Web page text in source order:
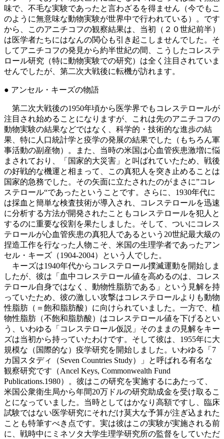
味で、不毛な実験であったと言わざるを得ません（今でもこ
のように無意味な動物実験が世界中で行われている）。です
から、このアニチコフの観察結果は、当初（２０世紀前半）
は医学者たちにはなんの関心も引き起こしませんでした。そ
してアニチコフの発見から約半世紀の間、こうしたコレステ
ロール研究（特に動物実験での研究）は全く注目されていま
せんでしたが、第二次大戦後に転機が訪れます。
● アンセル・キーズの物語
第二次大戦後の1950年頃から医学界でもコレステロールが
注目され始めることになりますが、これは先のアニチコフの
動物実験の結果などではなく、科学的・技術的な進歩の結
果、特に人口統計学と疫学の発展の結果でした（もちろん軍
事活動の副産物）。また、当時の米国は心血管疾患激増に悩
まされており、「国家的大災害」と叫ばれていたため、戦後
の好戦的な機運と相まって、この真犯人を突き止めることは
国家的急務でした。その矢面に立たされたのがまさに”コレ
ステロール“であったということです。さらに、1930年代に
は採血と簡単な検査技術が導入され、コレステロールを迅速
に分析する方法が開発されたこともコレステロールを犯人と
するのに重要な役割を果たしました。そして、ついにコレス
テロールが心血管疾患の真犯人であるという20世紀最大級の
捏造工作を行なった人物こそ、米国の生理学者であったアン
セル・キーズ（1904-2004）という人でした。
キーズは1940年代からコレステロール撲滅運動を開始しま
したが、彼は「血中コレステロール値を高めるのは、コレス
テロール自身ではなく、動物性脂肪である」という見解を持
っていたため、彼の激しい攻撃はコレステロールよりも動物
性脂肪（＝飽和脂肪酸）に向けられていました。一方で、植
物性脂肪（不飽和脂肪酸）はコレステロール値を下げるとい
う、いわゆる「コレステロール仮説」そのままの見解をキー
ズは当初から持っていたわけです。そして彼は、1955年に大
規模な（国際的な）疫学研究を開始しました。いわゆる「7
カ国スタディ（Seven Countries Study）」と呼ばれる有名な
観察研究です（Ancel Keys, Commonwealth Fund
Publications.1980）。彼はこの研究を実施するにあたって、
米国公衆衛生局から年間20万ドルの研究助成金を受け取るこ
とになっていました。当時としてはかなり高額ですし、臨床
試験ではない医学研究にそれだけ莫大な予算が注ぎ込まれた
ことも特筆すべき点です。実は彼はこの実験が実施される前
に、戦時中にミネソタ大学生理学研究所の監督をしていただ